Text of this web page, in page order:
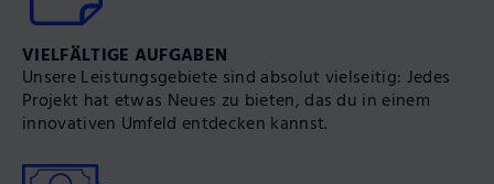
VIELFÄLTIGE AUFGABEN
Unsere Leistungs­gebiete sind absolut vielseitig: Jedes
Projekt hat etwas Neues zu bieten, das du in einem
innovativen Um­feld entdecken kannst.